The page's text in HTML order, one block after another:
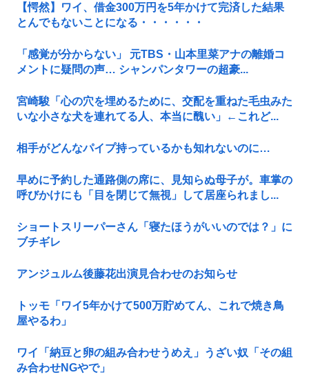
【愕然】ワイ、借金300万円を5年かけて完済した結果
とんでもないことになる・・・・・・
「感覚が分からない」 元TBS・山本里菜アナの離婚コ
メントに疑問の声… シャンパンタワーの超豪...
宮崎駿「心の穴を埋めるために、交配を重ねた毛虫みた
いな小さな犬を連れてる人、本当に醜い」←これど...
相手がどんなパイプ持っているかも知れないのに…
早めに予約した通路側の席に、見知らぬ母子が。車掌の
呼びかけにも「目を閉じて無視」して居座られまし...
ショートスリーパーさん「寝たほうがいいのでは？」に
ブチギレ
アンジュルム後藤花出演見合わせのお知らせ
トッモ「ワイ5年かけて500万貯めてん、これで焼き鳥
屋やるわ」
ワイ「納豆と卵の組み合わせうめえ」うざい奴「その組
み合わせNGやで」